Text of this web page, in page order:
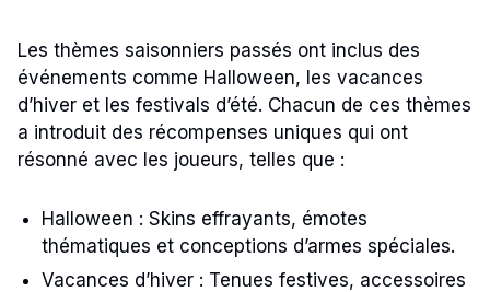
Les thèmes saisonniers passés ont inclus des
événements comme Halloween, les vacances
d’hiver et les festivals d’été. Chacun de ces thèmes
a introduit des récompenses uniques qui ont
résonné avec les joueurs, telles que :
Halloween : Skins effrayants, émotes
thématiques et conceptions d’armes spéciales.
Vacances d’hiver : Tenues festives, accessoires